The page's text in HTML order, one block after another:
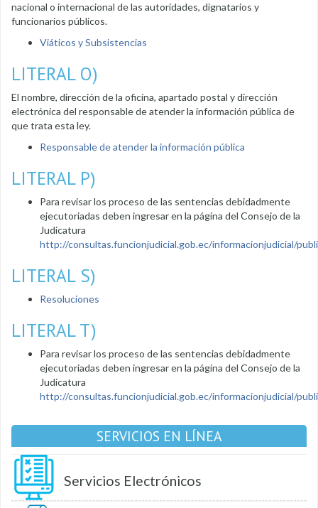
nacional o internacional de las autoridades, dignatarios y
funcionarios públicos.
Viáticos y Subsistencias
LITERAL O)
El nombre, dirección de la oficina, apartado postal y dirección
electrónica del responsable de atender la información pública de
que trata esta ley.
Responsable de atender la información pública
LITERAL P)
Para revisar los proceso de las sentencias debidadmente
ejecutoriadas deben ingresar en la página del Consejo de la
Judicatura
http://consultas.funcionjudicial.gob.ec/informacionjudicial/
LITERAL S)
Resoluciones
LITERAL T)
Para revisar los proceso de las sentencias debidadmente
ejecutoriadas deben ingresar en la página del Consejo de la
Judicatura
http://consultas.funcionjudicial.gob.ec/informacionjudicial/
SERVICIOS EN LÍNEA
Servicios Electrónicos